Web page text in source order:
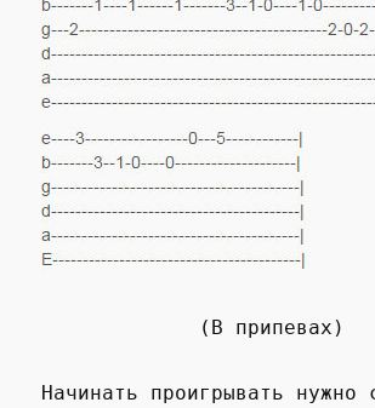
(В припевах)
Начинать проигрывать нужно